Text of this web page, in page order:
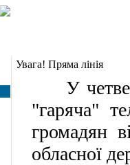
Увага! Пряма лінія
У
"гаряча"
громадян
обласної